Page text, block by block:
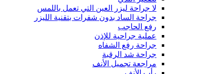
لا جراحة ليزر العين التي تعمل باللمس
جراحة الساد بدون شفرات بتقنية الليزر
رفع الحاجب
عملية جراحية للإذن
جراحة رفع الشفاه
جراحة شد الرقبة
مراجعة تجميل الأنف